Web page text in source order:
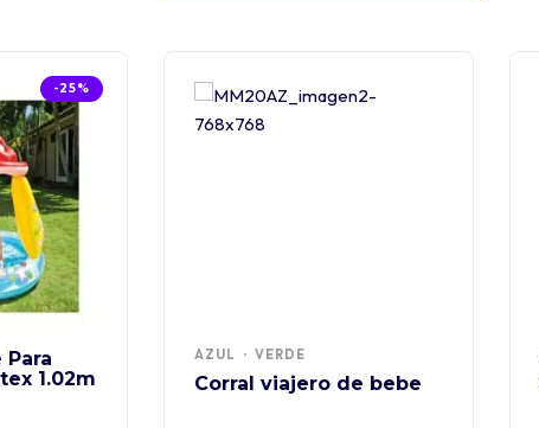
-25%
1.02m
AZUL VERDE
Corral viajero de bebe